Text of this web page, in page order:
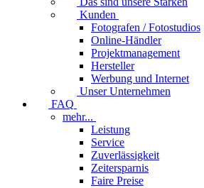
Kunden
Fotografen / Fotostudios
Online-Händler
Projektmanagement
Hersteller
Werbung und Internet
Unser Unternehmen
FAQ
mehr...
Leistung
Service
Zuverlässigkeit
Zeitersparnis
Faire Preise